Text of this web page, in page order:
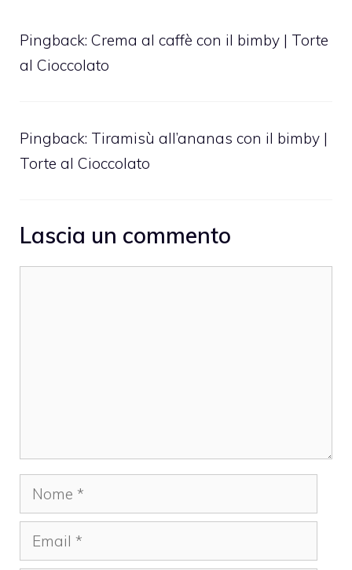
Pingback: Crema al caffè con il bimby | Torte
al Cioccolato
Pingback: Tiramisù all’ananas con il bimby |
Torte al Cioccolato
Lascia un commento
Nome
Email